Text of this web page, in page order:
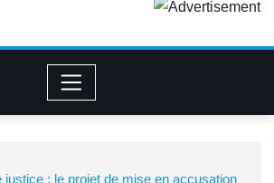
justice : le projet de mise en accusation